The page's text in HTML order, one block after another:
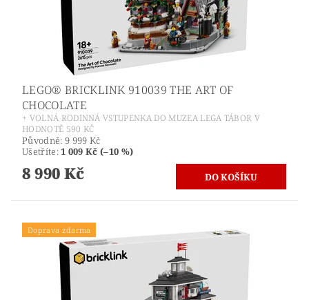
LEGO® BRICKLINK 910039 THE ART OF
CHOCOLATE
+ VOLNÁ RODINNÁ VSTUPENKA DO MUZEA LEGA TÁBOR V
HODNOTĚ 590 KČ
Původně: 9 999 Kč
Ušetříte:1 009 Kč (–10 %)
8 990 Kč
Doprava zdarma